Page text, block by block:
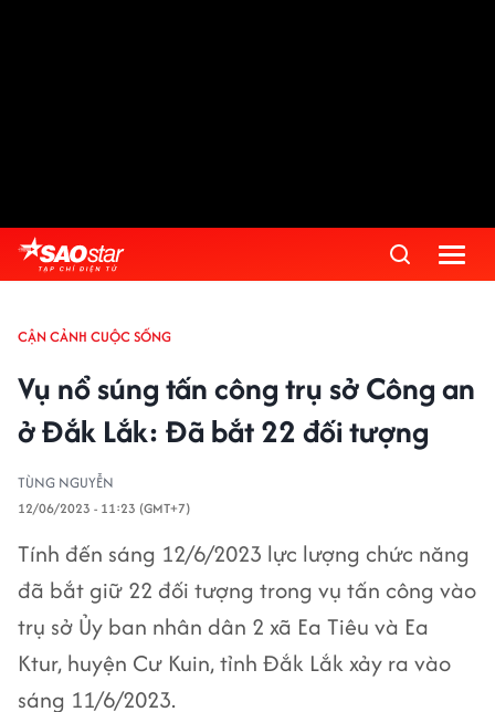
CẬN CẢNH CUỘC SỐNG
Vụ nổ súng tấn công trụ sở Công an
ở Đắk Lắk: Đã bắt 22 đối tượng
TÙNG NGUYỄN
12/06/2023 - 11:23 (GMT+7)
Tính đến sáng 12/6/2023 lực lượng chức năng
đã bắt giữ 22 đối tượng trong vụ tấn công vào
trụ sở Ủy ban nhân dân 2 xã Ea Tiêu và Ea
Ktur, huyện Cư Kuin, tỉnh Đắk Lắk xảy ra vào
sáng 11/6/2023.